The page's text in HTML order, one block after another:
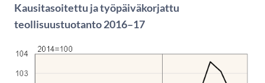
Kausitasoitettu ja työpäiväkorjattu
teollisuustuotanto 2016–17